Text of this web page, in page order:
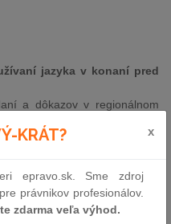
jazyka v konaní pred
a dôkazov v regionálnom
súd. Trovy prekladu a
Vörös a Tibor Bastrnák v
poriadku a o Civilnom
KRÁT? x
epravo.sk. Sme zdroj
právnikov profesionálov.
zdarma veľa výhod.